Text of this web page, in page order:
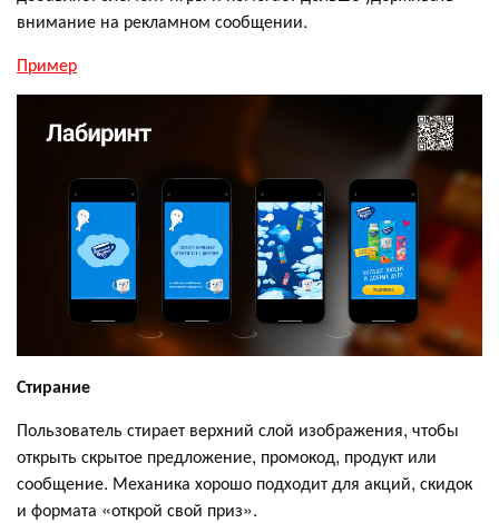
внимание на рекламном сообщении.
Пример
Стирание
Пользователь стирает верхний слой изображения, чтобы
открыть скрытое предложение, промокод, продукт или
сообщение. Механика хорошо подходит для акций, скидок
и формата «открой свой приз».